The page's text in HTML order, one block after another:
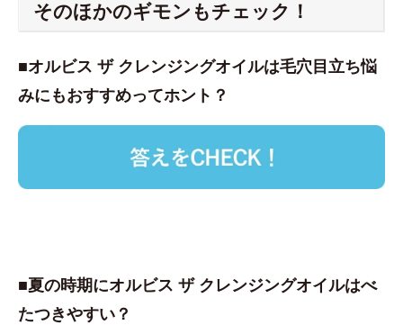
そのほかのギモンもチェック！
■オルビス ザ クレンジングオイルは毛穴目立ち悩
みにもおすすめってホント？
■夏の時期にオルビス ザ クレンジングオイルはべ
たつきやすい？